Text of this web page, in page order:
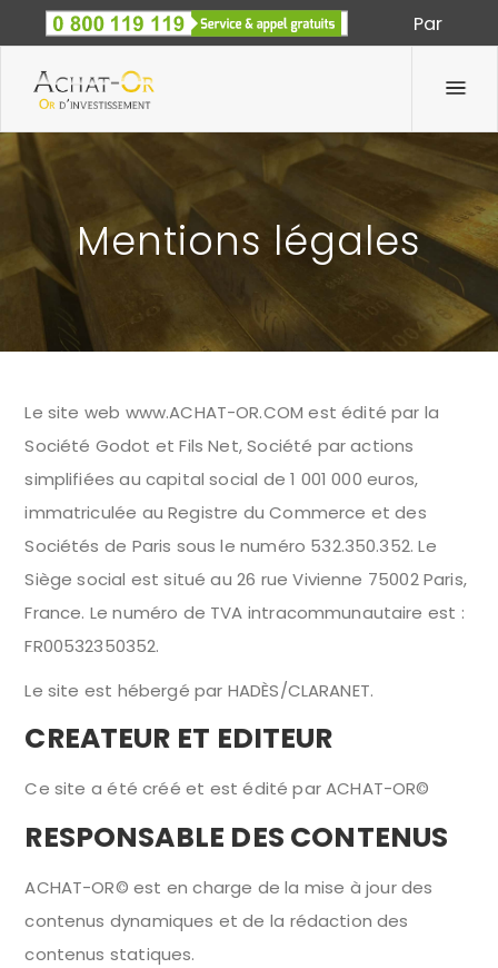
Par
Spécialiste des métaux précieux depuis 1933
Mentions légales
Le site web www.ACHAT-OR.COM est édité par la
Société Godot et Fils Net, Société par actions
simplifiées au capital social de 1 001 000 euros,
immatriculée au Registre du Commerce et des
Sociétés de Paris sous le numéro 532.350.352. Le
Siège social est situé au 26 rue Vivienne 75002 Paris,
France. Le numéro de TVA intracommunautaire est :
FR00532350352.
Le site est hébergé par HADÈS/CLARANET.
CREATEUR ET EDITEUR
Ce site a été créé et est édité par ACHAT-OR©
RESPONSABLE DES CONTENUS
ACHAT-OR© est en charge de la mise à jour des
contenus dynamiques et de la rédaction des
contenus statiques.